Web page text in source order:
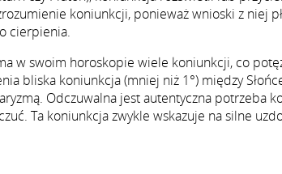
koniunkcji, ponieważ wnioski z niej
cierpienia.
w swoim horoskopie wiele koniunkcji, co
bliska koniunkcja (mniej niż 1°) między
Odczuwalna jest autentyczna potrzeba
Ta koniunkcja zwykle wskazuje na silne